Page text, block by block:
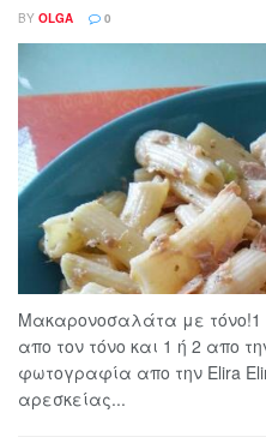
BY OLGA 0
Μακαρονοσαλάτα με
απο τον τόνο και 1 ή 2 απο
φωτογραφία απο την Elira
αρεσκείας...